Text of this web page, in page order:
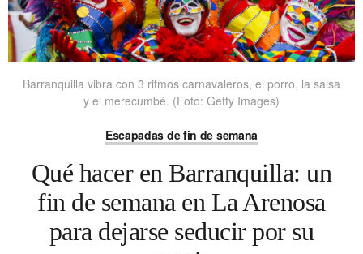
Barranquilla vibra con 3 ritmos carnavaleros, el porro, la salsa
y el merecumbé. (Foto: Getty Images)
Escapadas de fin de semana
Qué hacer en Barranquilla: un
fin de semana en La Arenosa
para dejarse seducir por su